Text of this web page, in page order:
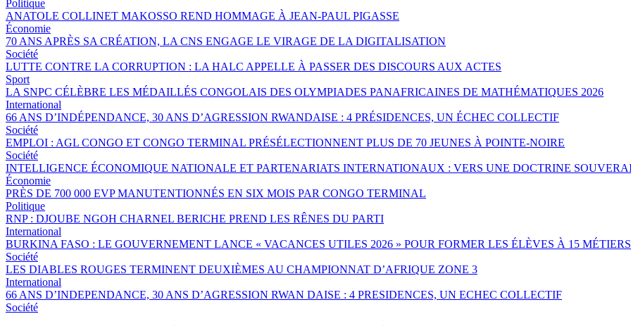
Politique
ANATOLE COLLINET MAKOSSO REND HOMMAGE À JEAN-PAUL PIGASSE
Économie
70 ANS APRÈS SA CRÉATION, LA CNS ENGAGE LE VIRAGE DE LA DIGITALISATION
Société
LUTTE CONTRE LA CORRUPTION : LA HALC APPELLE À PASSER DES DISCOURS AUX ACTES
Sport
LA SNPC CÉLÈBRE LES MÉDAILLÉS CONGOLAIS DES OLYMPIADES PANAFRICAINES DE MATHÉMATIQUES 2026
International
66 ANS D’INDÉPENDANCE, 30 ANS D’AGRESSION RWANDAISE : 4 PRÉSIDENCES, UN ÉCHEC COLLECTIF
Société
EMPLOI : AGL CONGO ET CONGO TERMINAL PRÉSÉLECTIONNENT PLUS DE 70 JEUNES À POINTE-NOIRE
Société
INTELLIGENCE ÉCONOMIQUE NATIONALE ET PARTENARIATS INTERNATIONAUX : VERS UNE DOCTRINE
Économie
PRÈS DE 700 000 EVP MANUTENTIONNÉS EN SIX MOIS PAR CONGO TERMINAL
Politique
RNP : DJOUBE NGOH CHARNEL BERICHE PREND LES RÊNES DU PARTI
International
BURKINA FASO : LE GOUVERNEMENT LANCE « VACANCES UTILES 2026 » POUR FORMER LES ÉLÈVES À 15 MÉTIERS
Société
LES DIABLES ROUGES TERMINENT DEUXIÈMES AU CHAMPIONNAT D’AFRIQUE ZONE 3
International
66 ANS D’INDEPENDANCE, 30 ANS D’AGRESSION RWAN DAISE : 4 PRESIDENCES, UN ECHEC COLLECTIF
Société